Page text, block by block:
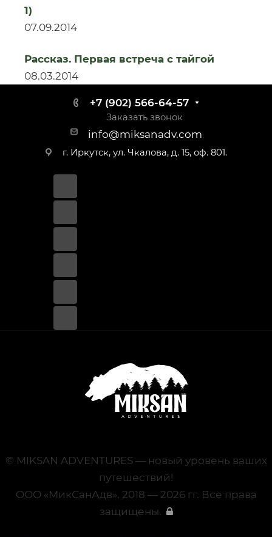
07.09.2014
1)
08.03.2014
Рассказ. Первая встреча с тайгой
+7 (902) 566-64-57
Заказать звонок
info@miksanadv.com
г. Иркутск, ул. Чкалова, д. 15, оф. 801.
© MIKSAN ADVENTURES — новый уровень ваших
путешествий!
ООО «МикСанАдв». 2018 — 2026 гг. Все права
защищены.